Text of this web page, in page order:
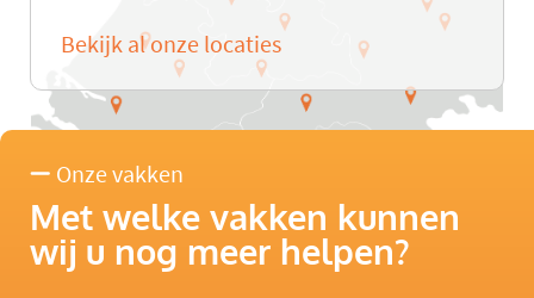
Bekijk al onze locaties
Onze vakken
Met welke vakken kunnen
wij u nog meer helpen?